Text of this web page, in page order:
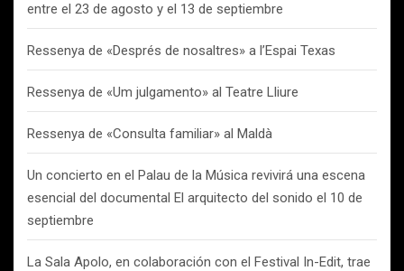
entre el 23 de agosto y el 13 de septiembre
Ressenya de «Després de nosaltres» a l’Espai Texas
Ressenya de «Um julgamento» al Teatre Lliure
Ressenya de «Consulta familiar» al Maldà
Un concierto en el Palau de la Música revivirá una escena
esencial del documental El arquitecto del sonido el 10 de
septiembre
La Sala Apolo, en colaboración con el Festival In-Edit, trae